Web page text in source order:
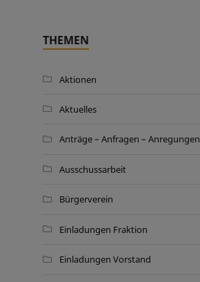
THEMEN
Aktionen
Aktuelles
Anträge – Anfragen – Anregungen
Ausschussarbeit
Bürgerverein
Einladungen Fraktion
Einladungen Vorstand